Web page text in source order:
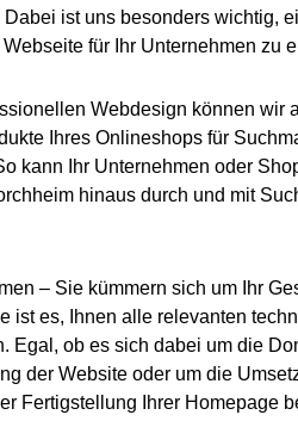
Dabei ist uns besonders wichtig,
für Ihr Unternehmen zu
Webdesign können wir
Ihres Onlineshops für
kann Ihr Unternehmen oder
hinaus durch und mit
– Sie kümmern sich um Ihr
ist es, Ihnen alle relevanten
Egal, ob es sich dabei um die
der Website oder um die
Fertigstellung Ihrer Homepage